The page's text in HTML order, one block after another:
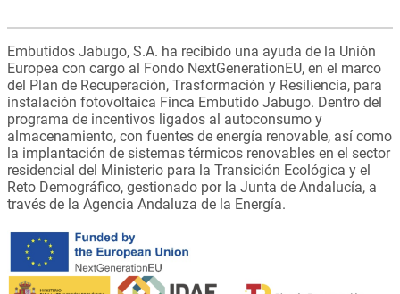
Embutidos Jabugo, S.A. ha recibido una ayuda de la Unión
Europea con cargo al Fondo NextGenerationEU, en el marco
del Plan de Recuperación, Trasformación y Resiliencia, para
instalación fotovoltaica Finca Embutido Jabugo. Dentro del
programa de incentivos ligados al autoconsumo y
almacenamiento, con fuentes de energía renovable, así como
la implantación de sistemas térmicos renovables en el sector
residencial del Ministerio para la Transición Ecológica y el
Reto Demográfico, gestionado por la Junta de Andalucía, a
través de la Agencia Andaluza de la Energía.